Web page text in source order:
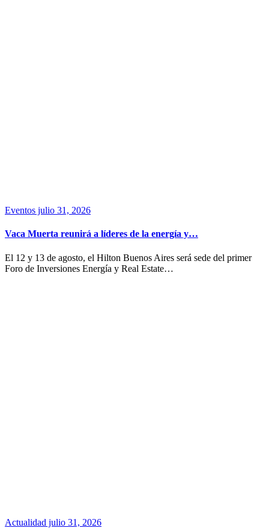
Eventos julio 31, 2026
Vaca Muerta reunirá a líderes de la energía y…
El 12 y 13 de agosto, el Hilton Buenos Aires será sede del primer
Foro de Inversiones Energía y Real Estate…
Actualidad julio 31, 2026